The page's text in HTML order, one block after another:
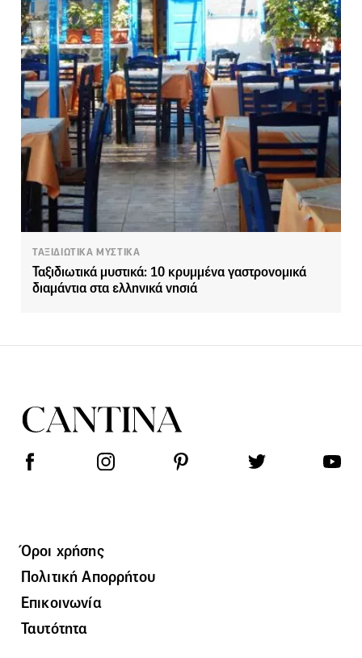
ΤΑΞΙΔΙΩΤΙΚΑ ΜΥΣΤΙΚΑ
Ταξιδιωτικά μυστικά: 10 κρυμμένα γαστρονομικά
διαμάντια στα ελληνικά νησιά
Όροι χρήσης
Πολιτική Απορρήτου
Επικοινωνία
Ταυτότητα